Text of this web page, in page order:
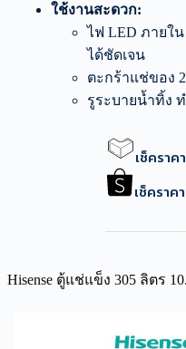
ใช้งานสะดวก:
ไฟ LED ภายใ
ได้ชัดเจน
ตะกร้าแช่ของ
รูระบายน้ำทิ้ง
เช็ครา
เช็คราค
Hisense ตู้แช่แข็ง 305 ลิตร